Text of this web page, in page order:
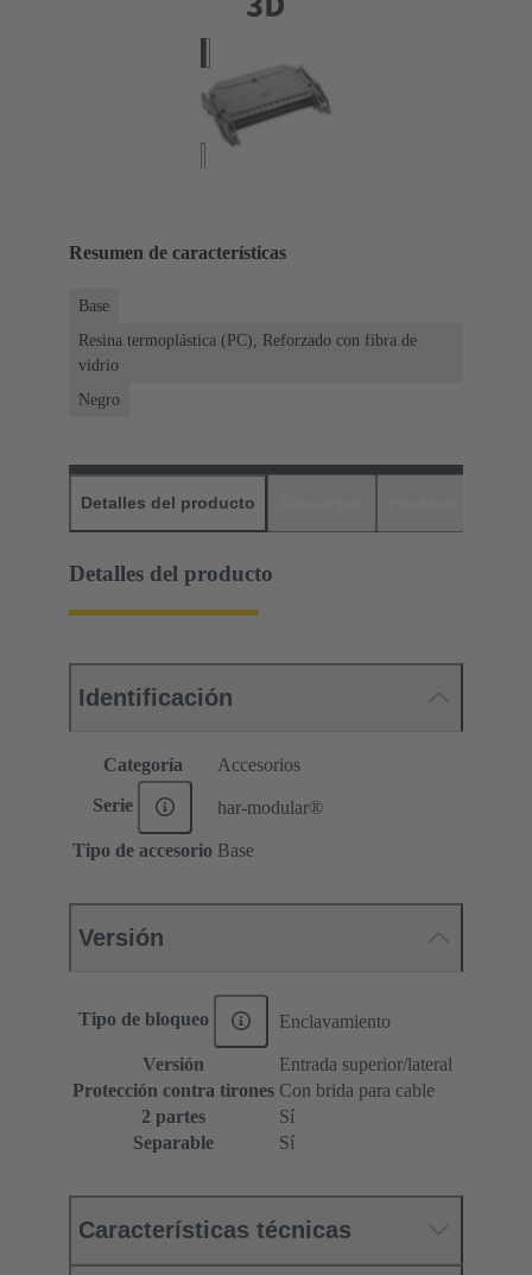
Resumen de características
Base
Resina termoplástica (PC), Reforzado con fibra de
vidrio
Negro
Detalles del producto
Detalles del producto
Identificación
Categoría Accesorios
Serie har-modular®
Tipo de accesorio Base
Versión
Tipo de bloqueo Enclavamiento
Versión
Entrada superior/lateral
Protección contra tirones Con brida para cable
2 partes
Sí
Separable
Sí
Características técnicas